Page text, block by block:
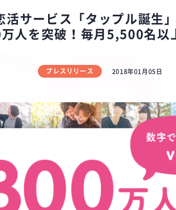
活サービス「タップル誕生
人を突破！毎月5,500名以
プレスリリース 2018年01月05日